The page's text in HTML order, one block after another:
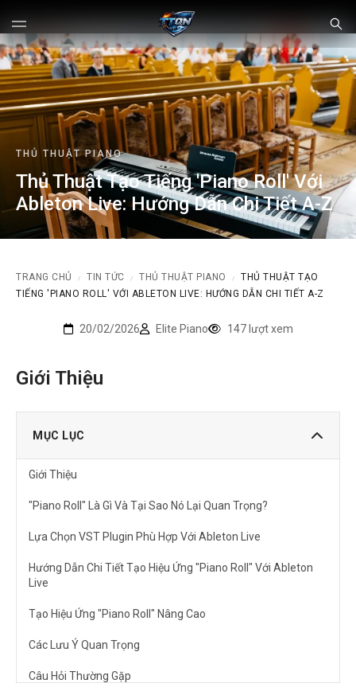
THỦ THUẬT PIANO
Thủ Thuật Tạo Tiếng 'Piano Roll' Với
Ableton Live: Hướng Dẫn Chi Tiết A-Z
TRANG CHỦ / TIN TỨC / THỦ THUẬT PIANO /
THỦ THUẬT TẠO
TIẾNG 'PIANO ROLL' VỚI ABLETON LIVE: HƯỚNG DẪN CHI TIẾT A-Z
20/02/2026 Elite Piano 147 lượt xem
Giới Thiệu
MỤC LỤC
Giới Thiệu
"Piano Roll" Là Gì Và Tại Sao Nó Lại Quan Trọng?
Lựa Chọn VST Plugin Phù Hợp Với Ableton Live
Hướng Dẫn Chi Tiết Tạo Hiệu Ứng "Piano Roll" Với Ableton
Live
Tạo Hiệu Ứng "Piano Roll" Nâng Cao
Các Lưu Ý Quan Trọng
Câu Hỏi Thường Gặp